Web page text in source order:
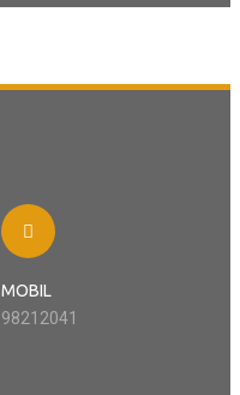
MOBIL
98212041